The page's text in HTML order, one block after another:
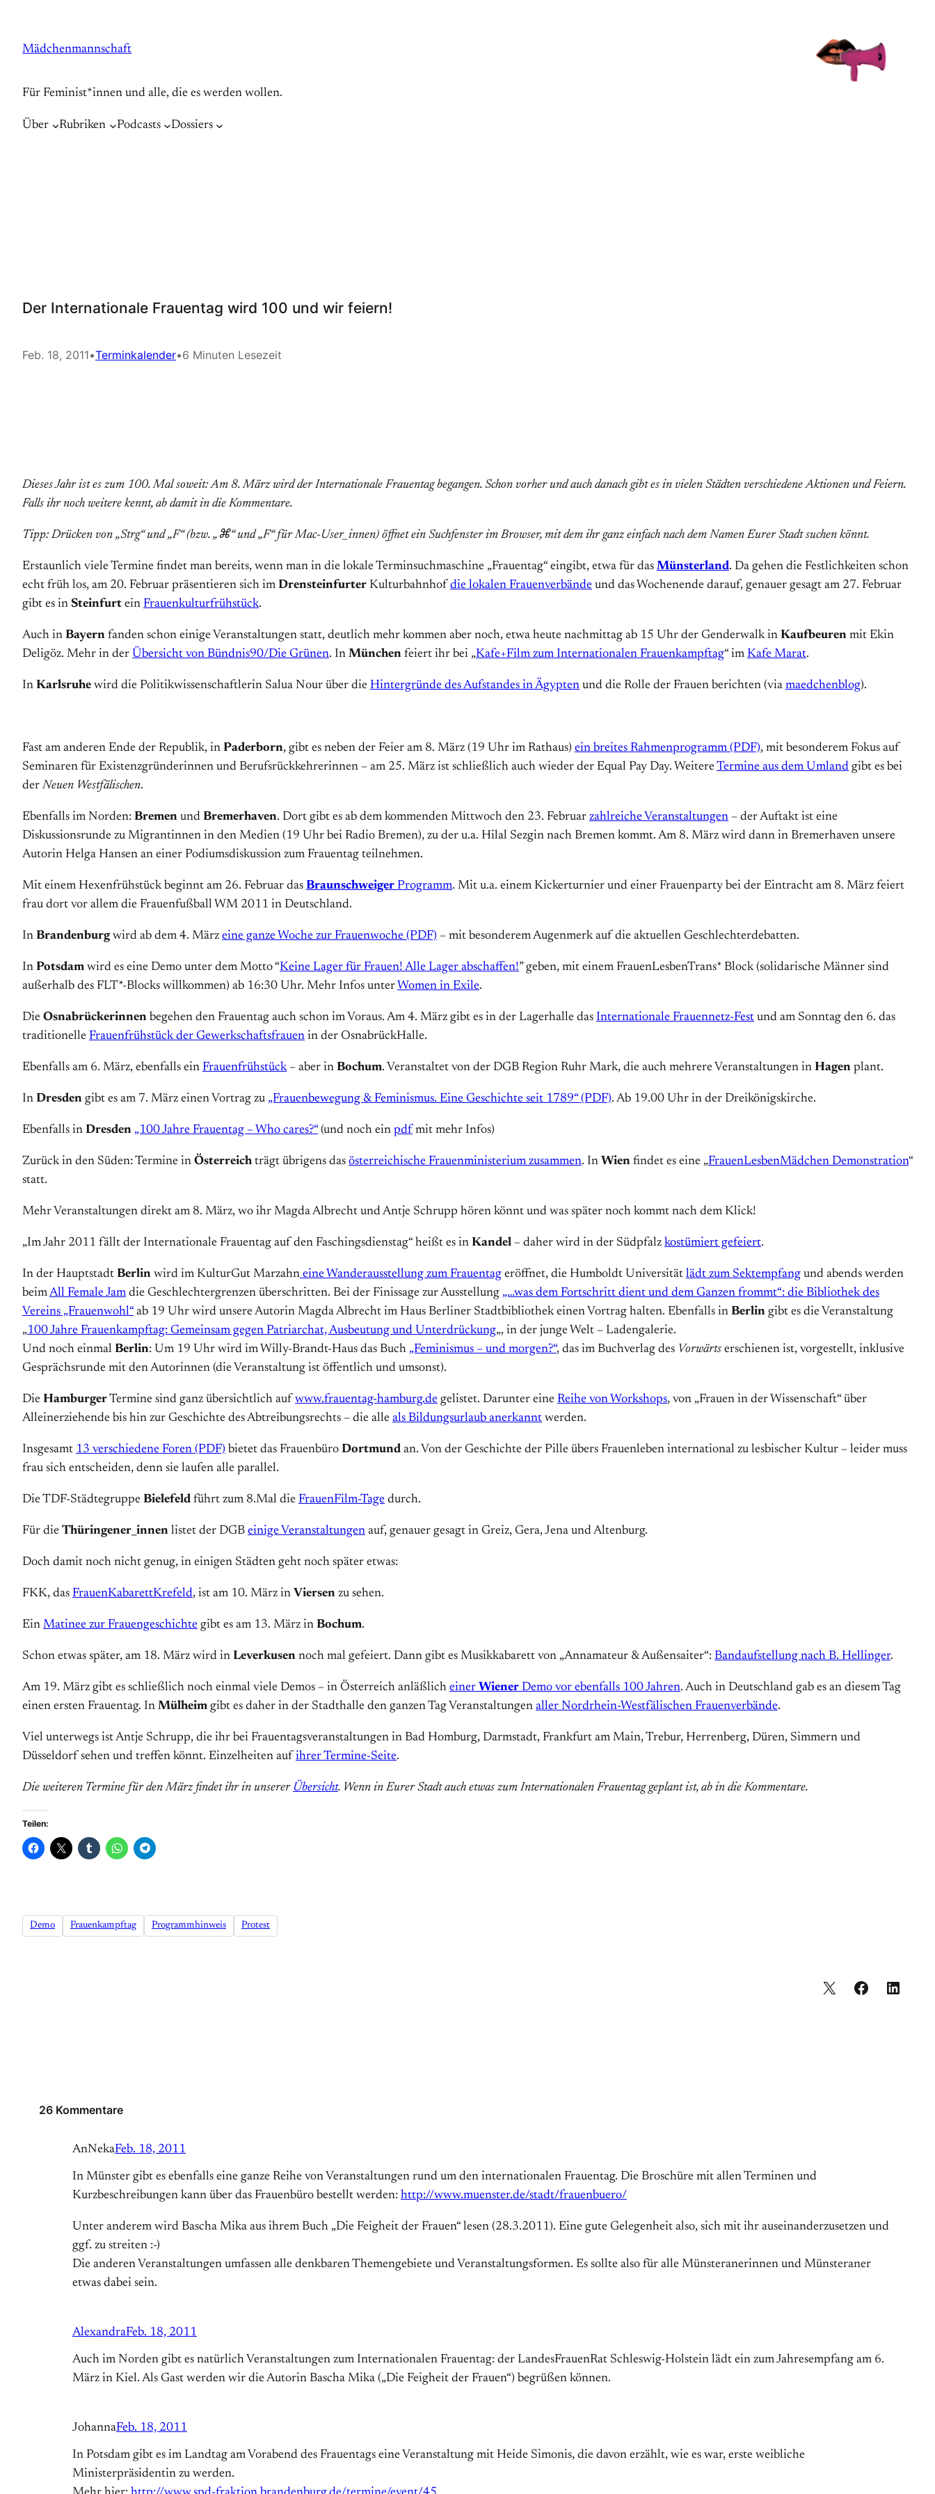
springen
Mädchenmannschaft
Für Feminist*innen und alle, die es werden wollen.
Über Rubriken Podcasts Dossiers
Der Internationale Frauentag wird 100 und wir feiern!
Feb. 18, 2011•Terminkalender•6 Minuten Lesezeit
Dieses Jahr ist es zum 100. Mal soweit: Am 8. März wird der Internationale Frauentag begangen. Schon vorher und auch danach gibt es in vielen Städten verschiedene Aktionen und Feiern.
Falls ihr noch weitere kennt, ab damit in die Kommentare.
Tipp: Drücken von „Strg“ und „F“ (bzw. „⌘“ und „F“ für Mac-User_innen) öffnet ein Suchfenster im Browser, mit dem ihr ganz einfach nach dem Namen Eurer Stadt suchen könnt.
Erstaunlich viele Termine findet man bereits, wenn man in die lokale Terminsuchmaschine „Frauentag“ eingibt, etwa für das Münsterland. Da gehen die Festlichkeiten schon
echt früh los, am 20. Februar präsentieren sich im Drensteinfurter Kulturbahnhof die lokalen Frauenverbände und das Wochenende darauf, genauer gesagt am 27. Februar
gibt es in Steinfurt ein Frauenkulturfrühstück.
Auch in Bayern fanden schon einige Veranstaltungen statt, deutlich mehr kommen aber noch, etwa heute nachmittag ab 15 Uhr der Genderwalk in Kaufbeuren mit Ekin
Deligöz. Mehr in der Übersicht von Bündnis90/Die Grünen. In München feiert ihr bei „Kafe+Film zum Internationalen Frauenkampftag“ im Kafe Marat.
In Karlsruhe wird die Politikwissenschaftlerin Salua Nour über die Hintergründe des Aufstandes in Ägypten und die Rolle der Frauen berichten (via maedchenblog).
Fast am anderen Ende der Republik, in Paderborn, gibt es neben der Feier am 8. März (19 Uhr im Rathaus) ein breites Rahmenprogramm (PDF), mit besonderem Fokus auf
Seminaren für Existenzgründerinnen und Berufsrückkehrerinnen – am 25. März ist schließlich auch wieder der Equal Pay Day. WeitereTermine aus dem Umland gibt es bei
der Neuen Westfälischen.
Ebenfalls im Norden: Bremen und Bremerhaven. Dort gibt es ab dem kommenden Mittwoch den 23. Februar zahlreiche Veranstaltungen – der Auftakt ist eine
Diskussionsrunde zu Migrantinnen in den Medien (19 Uhr bei Radio Bremen), zu der u.a. Hilal Sezgin nach Bremen kommt. Am 8. März wird dann in Bremerhaven unsere
Autorin Helga Hansen an einer Podiumsdiskussion zum Frauentag teilnehmen.
Mit einem Hexenfrühstück beginnt am 26. Februar das Braunschweiger Programm. Mit u.a. einem Kickerturnier und einer Frauenparty bei der Eintracht am 8. März feiert
frau dort vor allem die Frauenfußball WM 2011 in Deutschland.
In Brandenburgwird ab dem 4. März eine ganze Woche zur Frauenwoche (PDF) – mit besonderem Augenmerk auf die aktuellen Geschlechterdebatten.
In Potsdam wird es eine Demo unter dem Motto “Keine Lager für Frauen! Alle Lager abschaffen!” geben, mit einem FrauenLesbenTrans* Block (solidarische Männer sind
außerhalb des FLT*-Blocks willkommen) ab 16:30 Uhr. Mehr Infos unter Women in Exile.
Die Osnabrückerinnen begehen den Frauentag auch schon im Voraus. Am 4. März gibt es in der Lagerhalle das Internationale Frauennetz-Fest und am Sonntag den 6. das
traditionelle Frauenfrühstück der Gewerkschaftsfrauen in der OsnabrückHalle.
Ebenfalls am 6. März, ebenfalls ein Frauenfrühstück– aber in Bochum. Veranstaltet von der DGB Region Ruhr Mark, die auch mehrere Veranstaltungen in Hagen plant.
In Dresden gibt es am 7. März einen Vortrag zu „Frauenbewegung & Feminismus. Eine Geschichte seit 1789“ (PDF). Ab 19.00 Uhr in der Dreikönigskirche.
Ebenfalls in Dresden „100 Jahre Frauentag – Who cares?“ (und noch ein pdf mit mehr Infos)
Zurück in den Süden: Termine in Österreich trägt übrigens das österreichische Frauenministerium zusammen. In Wien findet es eine „FrauenLesbenMädchen Demonstration“
statt.
Mehr Veranstaltungen direkt am 8. März, wo ihr Magda Albrecht und Antje Schrupp hören könnt und was später noch kommt nach dem Klick!
„Im Jahr 2011 fällt der Internationale Frauentag auf den Faschingsdienstag“ heißt es in Kandel – daher wird in der Südpfalz kostümiert gefeiert.
In der Hauptstadt Berlin wird im KulturGut Marzahn eine Wanderausstellung zum Frauentag eröffnet, die Humboldt Universität lädt zum Sektempfang und abends werden
beimAll Female Jam die Geschlechtergrenzen überschritten. Bei der Finissage zur Ausstellung „…was dem Fortschritt dient und dem Ganzen frommt“: die Bibliothek des
Vereins „Frauenwohl“ ab 19 Uhr wird unsere Autorin Magda Albrecht im Haus Berliner Stadtbibliothek einen Vortrag halten. Ebenfalls in Berlin gibt es die Veranstaltung
„100 Jahre Frauenkampftag: Gemeinsam gegen Patriarchat, Ausbeutung und Unterdrückung„, in der junge Welt – Ladengalerie.
Und noch einmal Berlin: Um 19 Uhr wird im Willy-Brandt-Haus das Buch „Feminismus – und morgen?“, das im Buchverlag des Vorwärts erschienen ist, vorgestellt, inklusive
Gesprächsrunde mit den Autorinnen (die Veranstaltung ist öffentlich und umsonst).
Die HamburgerTermine sind ganz übersichtlich auf www.frauentag-hamburg.de gelistet. Darunter eine Reihe von Workshops, von „Frauen in der Wissenschaft“ über
Alleinerziehende bis hin zur Geschichte des Abtreibungsrechts – die alle als Bildungsurlaub anerkannt werden.
Insgesamt 13 verschiedene Foren (PDF) bietet das Frauenbüro Dortmund an. Von der Geschichte der Pille übers Frauenleben international zu lesbischer Kultur – leider muss
frau sich entscheiden, denn sie laufen alle parallel.
Die TDF-Städtegruppe Bielefeld führt zum 8.Mal die FrauenFilm-Tage durch.
Für die Thüringener_innen listet der DGB einige Veranstaltungen auf, genauer gesagt in Greiz, Gera, Jena und Altenburg.
Doch damit noch nicht genug, in einigen Städten geht noch später etwas:
FKK, das FrauenKabarettKrefeld, ist am 10. März in Viersen zu sehen.
Ein Matinee zur Frauengeschichte gibt es am 13. März in Bochum.
Schon etwas später, am 18. März wird in Leverkusen noch mal gefeiert. Dann gibt es Musikkabarett von „Annamateur & Außensaiter“: Bandaufstellung nach B. Hellinger.
Am 19. März gibt es schließlich noch einmal viele Demos – in Österreich anläßlich einer Wiener Demo vor ebenfalls 100 Jahren. Auch in Deutschland gab es an diesem Tag
einen ersten Frauentag. In Mülheim gibt es daher in der Stadthalle den ganzen Tag Veranstaltungen aller Nordrhein-Westfälischen Frauenverbände.
Viel unterwegs ist Antje Schrupp, die ihr bei Frauentagsveranstaltungen in Bad Homburg, Darmstadt, Frankfurt am Main, Trebur, Herrenberg, Düren, Simmern und
Düsseldorf sehen und treffen könnt. Einzelheiten auf ihrer Termine-Seite.
Die weiteren Termine für den März findet ihr in unserer Übersicht. Wenn in Eurer Stadt auch etwas zum Internationalen Frauentag geplant ist, ab in die Kommentare.
Teilen:
Demo Frauenkampftag Programmhinweis Protest
26 Kommentare
AnNekaFeb. 18, 2011
In Münster gibt es ebenfalls eine ganze Reihe von Veranstaltungen rund um den internationalen Frauentag. Die Broschüre mit allen Terminen und
Kurzbeschreibungen kann über das Frauenbüro bestellt werden: http://www.muenster.de/stadt/frauenbuero/
Unter anderem wird Bascha Mika aus ihrem Buch „Die Feigheit der Frauen“ lesen (28.3.2011). Eine gute Gelegenheit also, sich mit ihr auseinanderzusetzen und
ggf. zu streiten :-)
Die anderen Veranstaltungen umfassen alle denkbaren Themengebiete und Veranstaltungsformen. Es sollte also für alle Münsteranerinnen und Münsteraner
etwas dabei sein.
AlexandraFeb. 18, 2011
Auch im Norden gibt es natürlich Veranstaltungen zum Internationalen Frauentag: der LandesFrauenRat Schleswig-Holstein lädt ein zum Jahresempfang am 6.
März in Kiel. Als Gast werden wir die Autorin Bascha Mika („Die Feigheit der Frauen“) begrüßen können.
JohannaFeb. 18, 2011
In Potsdam gibt es im Landtag am Vorabend des Frauentags eine Veranstaltung mit Heide Simonis, die davon erzählt, wie es war, erste weibliche
Ministerpräsidentin zu werden.